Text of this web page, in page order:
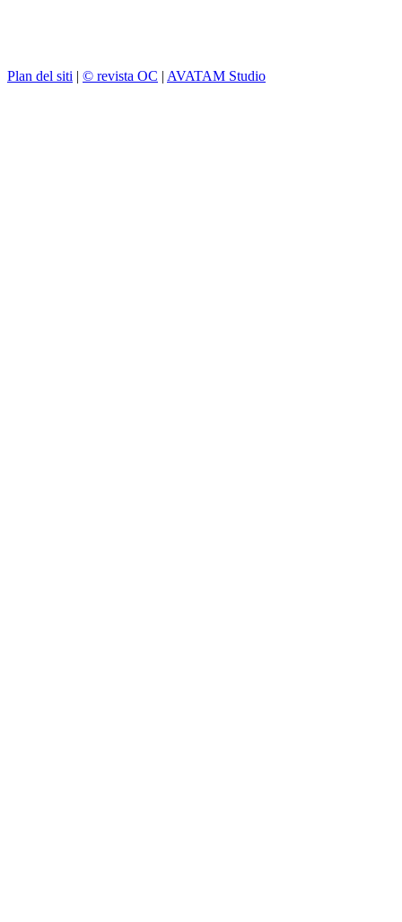
Plan del siti | © revista OC | AVATAM Studio